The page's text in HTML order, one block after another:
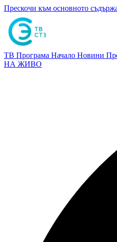
Прескочи към основното
ТВ Програма Начало Новини
НА ЖИВО